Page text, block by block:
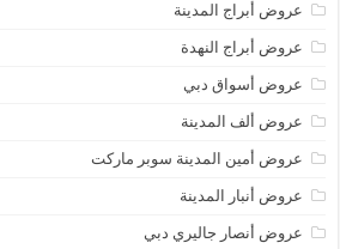
عروض أبراج المدينة
عروض أبراج النهدة
عروض أسواق دبي
عروض ألف المدينة
عروض أمين المدينة سوبر ماركت
عروض أنبار المدينة
عروض أنصار جاليري دبي